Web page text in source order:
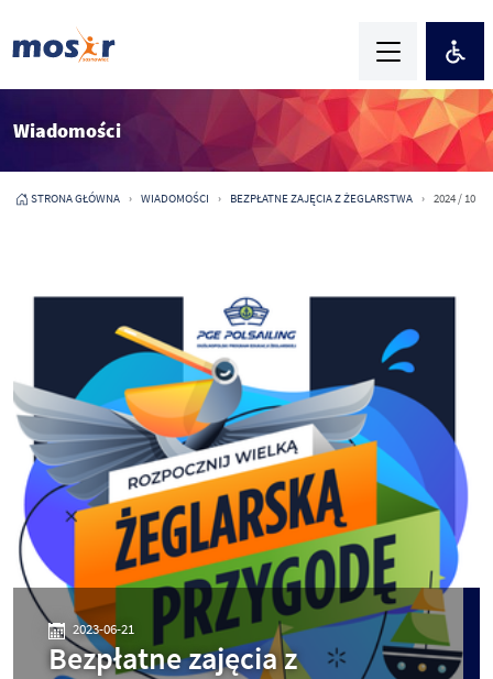
Wiadomości
STRONA GŁÓWNA WIADOMOŚCI BEZPŁATNE ZAJĘCIA Z ŻEGLARSTWA 2024 / 10
2023-06-21
Bezpłatne zajęcia z